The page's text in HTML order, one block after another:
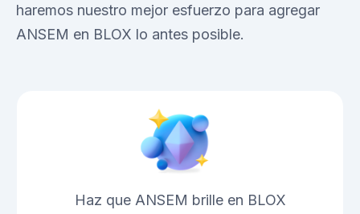
haremos nuestro mejor esfuerzo para agregar
ANSEM en BLOX lo antes posible.
Haz que ANSEM brille en BLOX